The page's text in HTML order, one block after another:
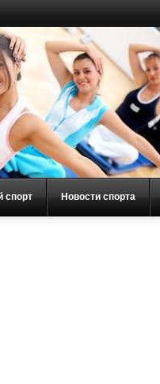
спорт Новости спорта